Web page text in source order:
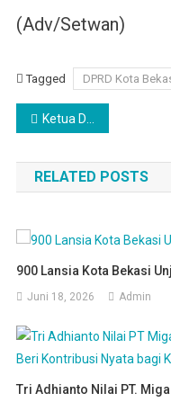
(Adv/Setwan)
Tagged DPRD Kota
Navigasi
pos
Ketua DPRD Kota Bekasi Serap Empat Aspirasi Warga
RELATED POSTS
900 Lansia Kota Bekasi
Juni 18, 2026 Admin
Tri Adhianto Nilai PT.